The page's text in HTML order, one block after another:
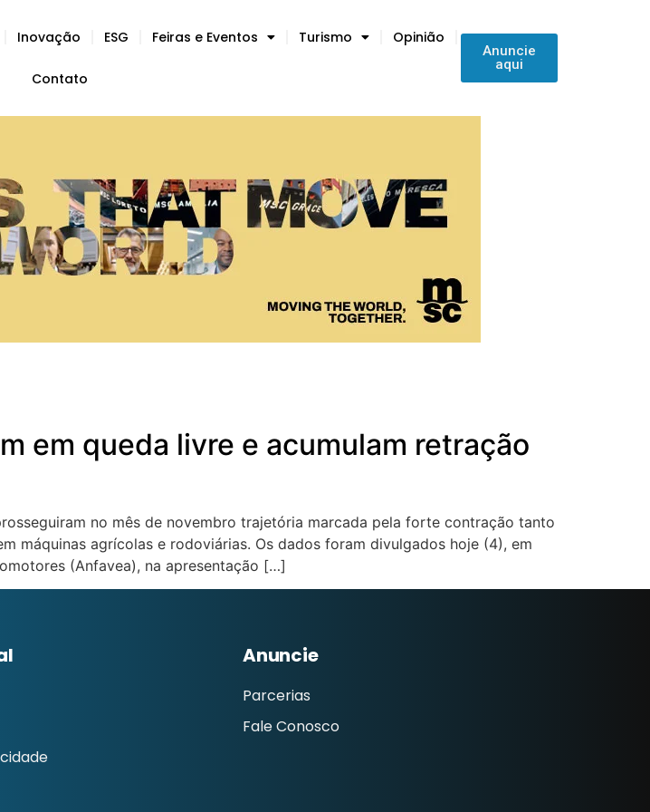
Inovação ESG Feiras e Eventos Turismo Opinião
Contato
Anuncie
aqui
em queda livre e acumulam retração
no mês de novembro trajetória marcada pela forte contração tanto
máquinas agrícolas e rodoviárias. Os dados foram divulgados hoje (4), em
(Anfavea), na apresentação […]
Anuncie
Parcerias
Fale Conosco